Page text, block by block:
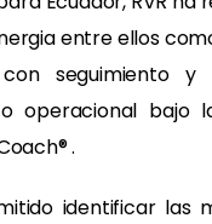
entre ellos
con seguimiento
operacional bajo
.
identificar las